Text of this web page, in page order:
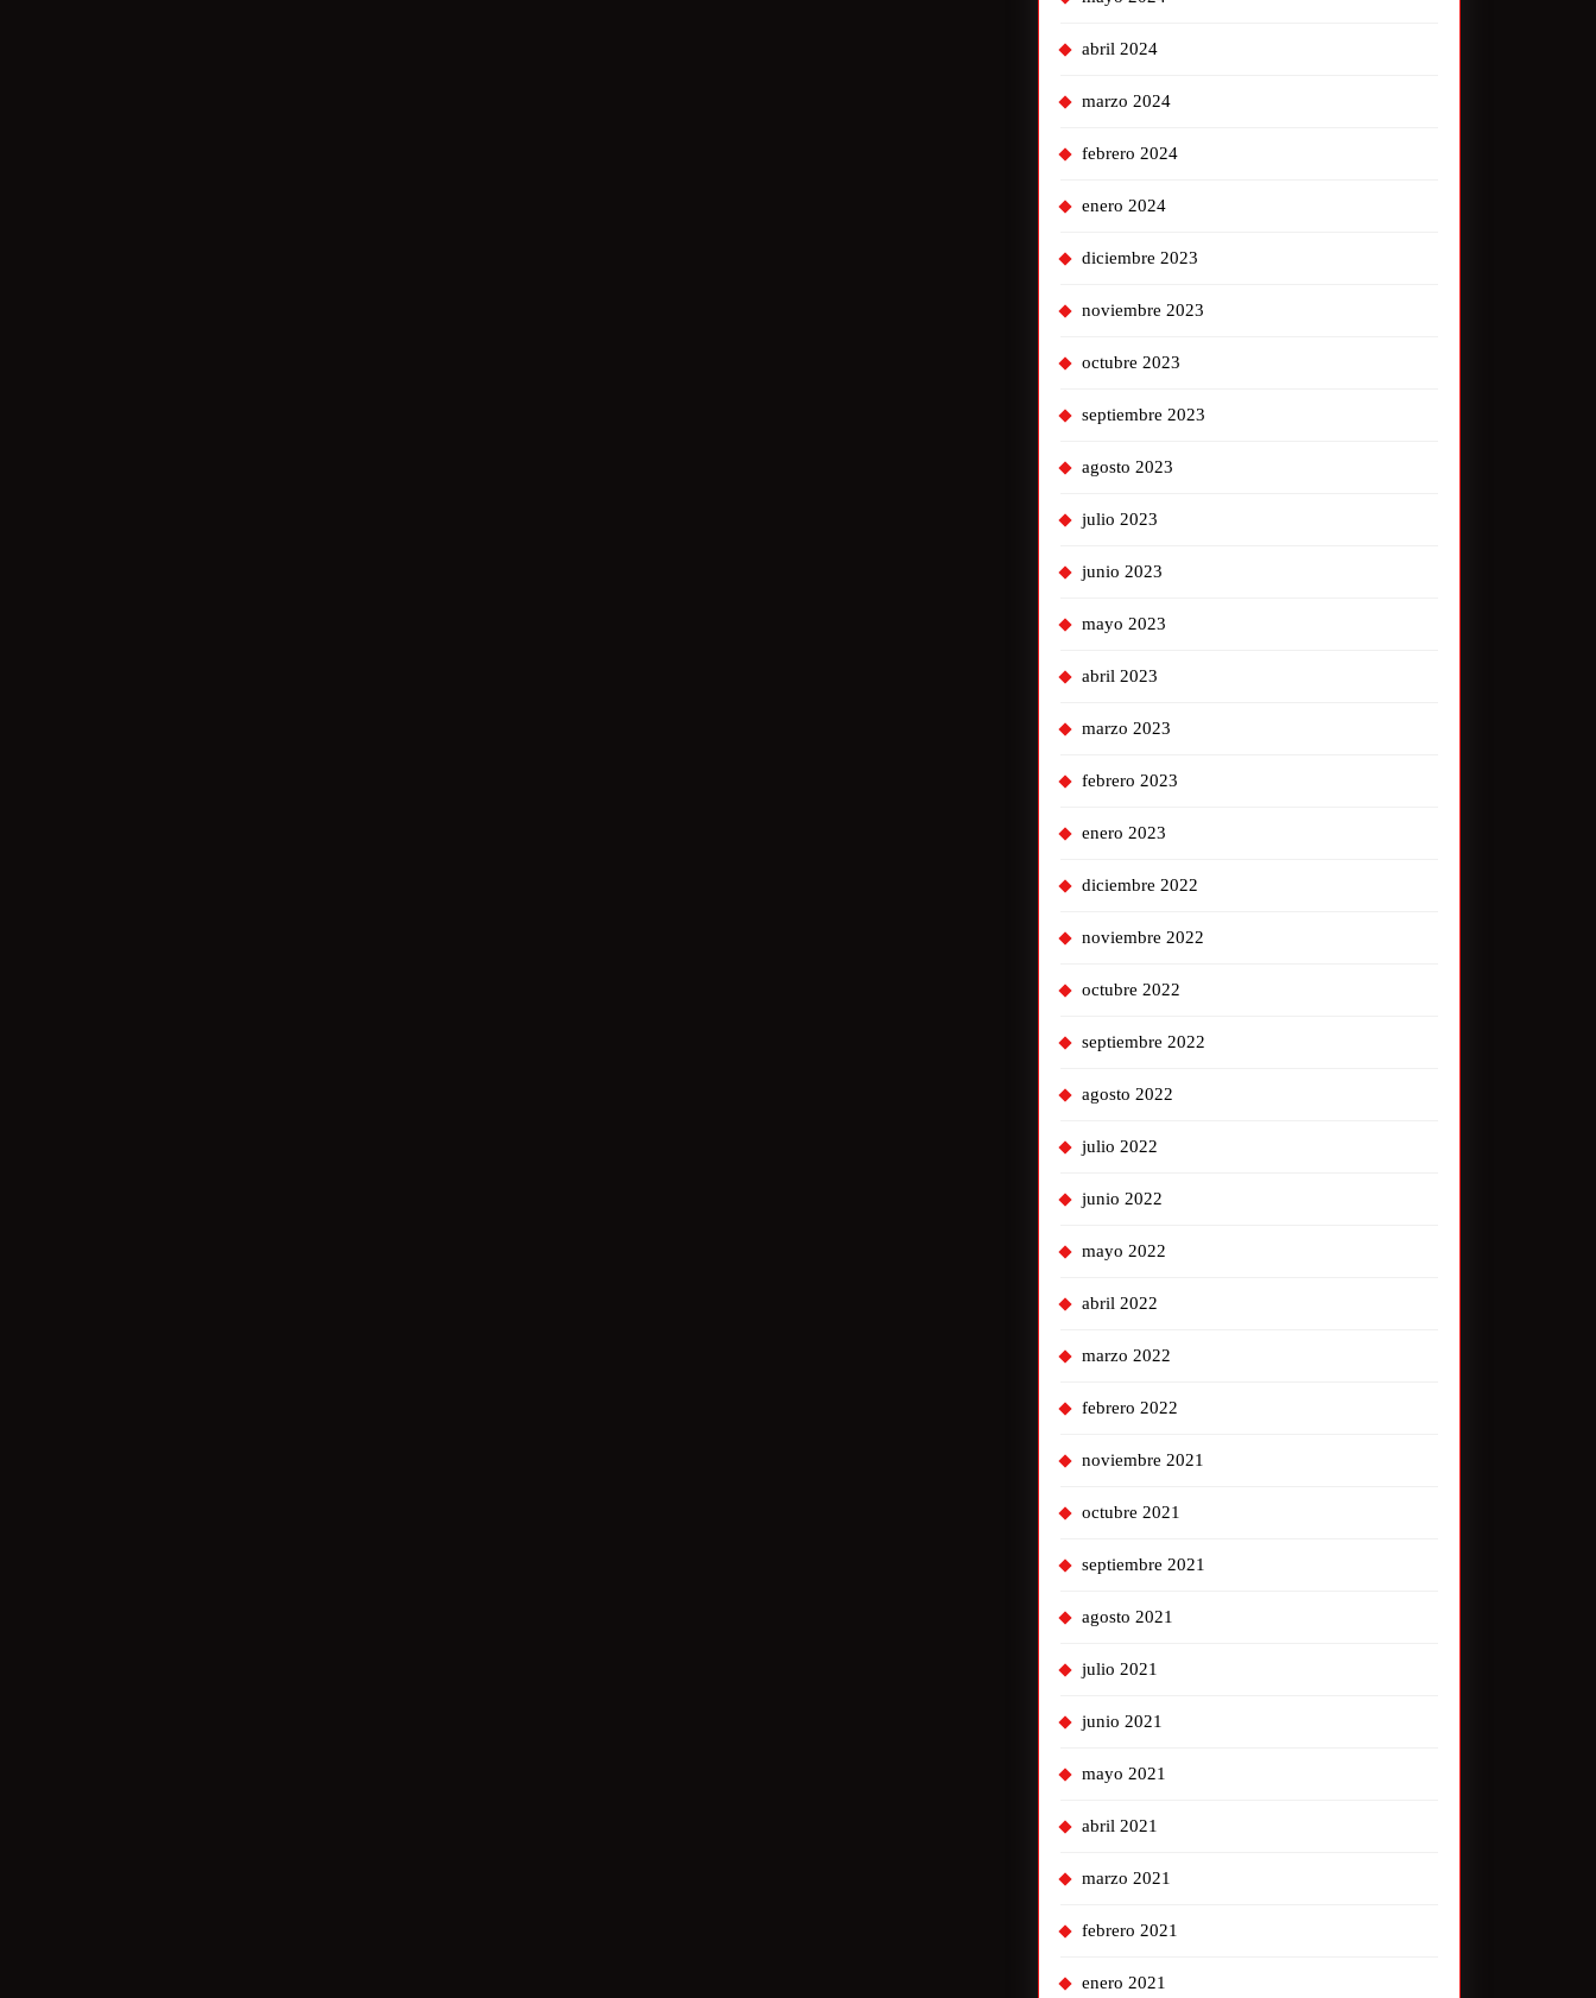
abril 2024
marzo 2024
febrero 2024
enero 2024
diciembre 2023
noviembre 2023
octubre 2023
septiembre 2023
agosto 2023
julio 2023
junio 2023
mayo 2023
abril 2023
marzo 2023
febrero 2023
enero 2023
diciembre 2022
noviembre 2022
octubre 2022
septiembre 2022
agosto 2022
julio 2022
junio 2022
mayo 2022
abril 2022
marzo 2022
febrero 2022
noviembre 2021
octubre 2021
septiembre 2021
agosto 2021
julio 2021
junio 2021
mayo 2021
abril 2021
marzo 2021
febrero 2021
enero 2021